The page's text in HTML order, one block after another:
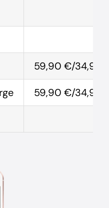
59,90 €/34,90€
59,90 €/34,90€